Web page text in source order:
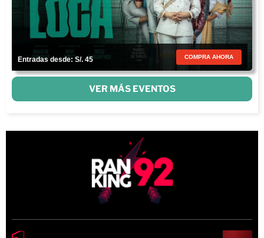
Entradas desde: S/. 45 COMPRA AHORA
VER MÁS EVENTOS